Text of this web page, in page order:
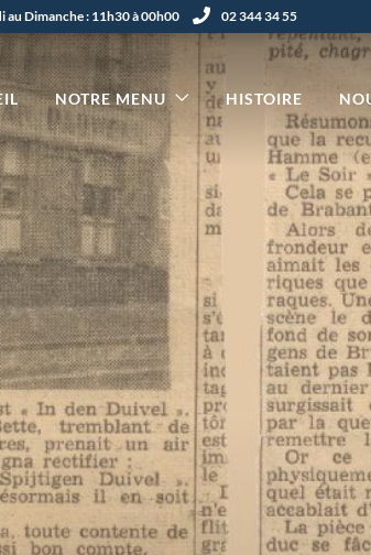
au Dimanche : 11h30 à 00h00 02 344 34 55
NOTRE MENU HISTOIRE